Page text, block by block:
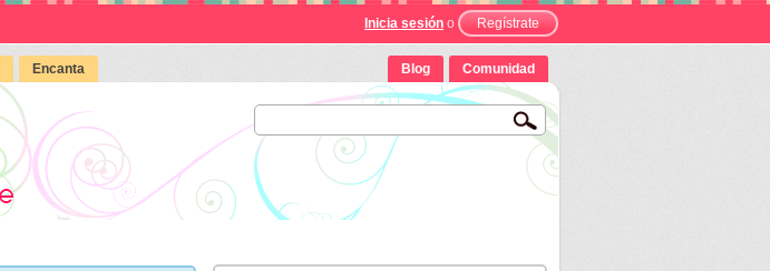
Inicia sesión o Regístrate
Encanta Blog Comunidad